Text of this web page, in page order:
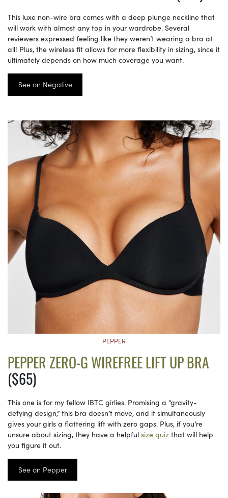
This luxe non-wire bra comes with a deep plunge neckline that
will work with almost any top in your wardrobe. Several
reviewers expressed feeling like they weren’t wearing a bra at
all! Plus, the wireless fit allows for more flexibility in sizing, since it
ultimately depends on how much coverage you want.
See on Negative
PEPPER
PEPPER ZERO-G WIREFREE LIFT UP BRA
($65)
This one is for my fellow IBTC girlies. Promising a “gravity-
defying design,” this bra doesn’t move, and it simultaneously
gives your girls a flattering lift with zero gaps. Plus, if you’re
unsure about sizing, they have a helpful size quiz that will help
you figure it out.
See on Pepper